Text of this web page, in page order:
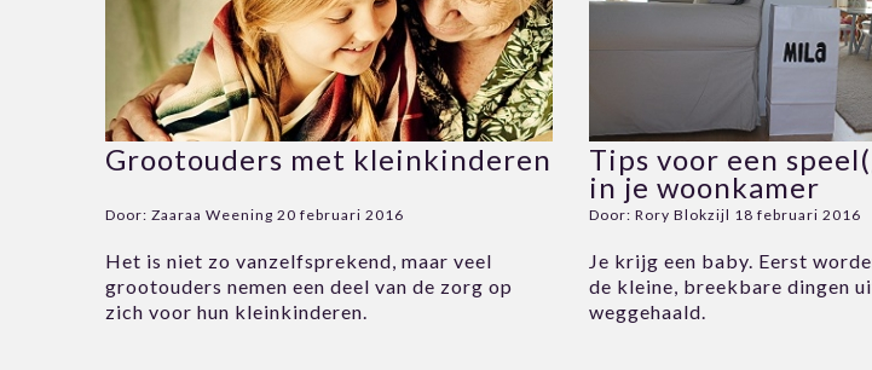
Grootouders met kleinkinderen
Door: Zaaraa Weening 20 februari 2016
Het is niet zo vanzelfsprekend, maar veel
grootouders nemen een deel van de zorg op
zich voor hun kleinkinderen.
Tips voor een
in je woonkamer
Door: Rory Blokzijl 18 februari 2016
Je krijg een baby. Eerst
de kleine, breekbare dingen
weggehaald.